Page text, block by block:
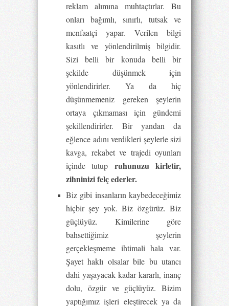
reklam alımına muhtaçtırlar. Bu
onları bağımlı, sınırlı, tutsak ve
menfaatçi yapar. Verilen bilgi
kasıtlı ve yönlendirilmiş bilgidir.
Sizi belli bir konuda belli bir
şekilde düşünmek için
yönlendirirler. Ya da hiç
düşünmemeniz gereken şeylerin
ortaya çıkmaması için gündemi
şekillendirirler. Bir yandan da
eğlence adını verdikleri şeylerle sizi
kavga, rekabet ve trajedi oyunları
içinde tutup ruhunuzu kirletir,
zihninizi felç ederler.
Biz gibi insanların kaybedeceğimiz
hiçbir şey yok. Biz özgürüz. Biz
güçlüyüz. Kimilerine göre
bahsettiğimiz şeylerin
gerçekleşmeme ihtimali hala var.
Şayet haklı olsalar bile bu utancı
dahi yaşayacak kadar kararlı, inanç
dolu, özgür ve güçlüyüz. Bizim
yaptığımız işleri eleştirecek ya da